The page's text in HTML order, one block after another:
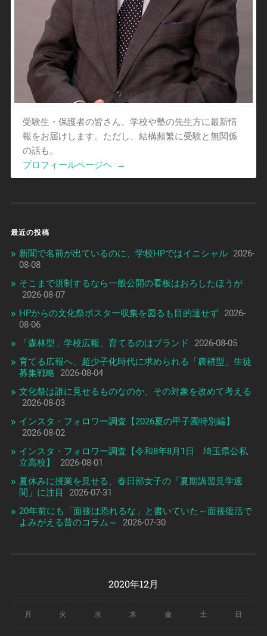
受験生・保護者の皆さん、学校や塾の先生方に最新情
報をお届けします。ただし、結構頻繁に受験と無関係
の話も。
プロフィールページヘ
→
最近の投稿
新聞で名前が出ているのに、学校HPではイニシャル 2026-
08-08
そこまで規制するなら一般公開の看板はおろしたほうが
2026-08-07
HPからの文化祭ポスター収集を図るも目的達せず
2026-
08-06
「森林型」学校広報、育てるのはブランド
2026-08-05
育てる広報へ、超少子化時代に求められる「農耕型」生徒
募集戦略
2026-08-04
文化祭は誰に見せるものなのか、その対象を改めて考える
2026-08-03
インスタ・フォロワー調査【2026夏の甲子園特別編】
2026-08-02
インスタ・フォロワー調査【令和8年8月1日 埼玉県公私
立高校】
2026-08-01
夏休みに授業を見せる、春日部女子の「夏期講習見学週
間」に注目
2026-07-31
20年前にも「面接は恐れるな」と書いていた～面接復活で
よみがえる昔のコラム～
2026-07-30
2020年12月
月 火 水 木 金 土 日